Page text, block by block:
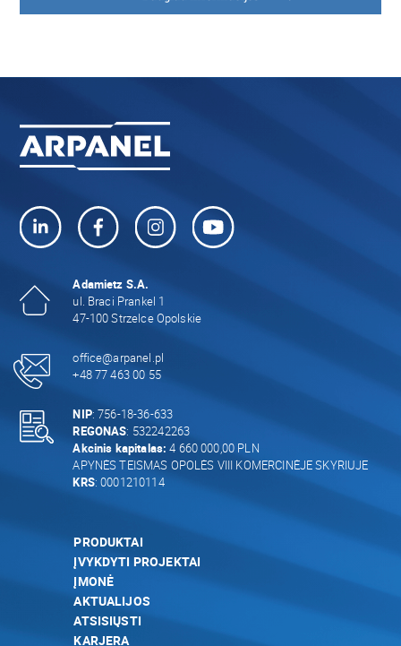
Adamietz S.A.
ul. Braci Prankel 1
47-100 Strzelce Opolskie
office@arpanel.pl
+48 77 463 00 55
NIP: 756-18-36-633
REGONAS: 532242263
Akcinis kapitalas: 4 660 000,00 PLN
APYNĖS TEISMAS OPOLĖS VIII KOMERCINĖJE SKYRIUJE
KRS: 0001210114
PRODUKTAI
ĮVYKDYTI PROJEKTAI
ĮMONĖ
AKTUALIJOS
ATSISIŲSTI
KARJERA